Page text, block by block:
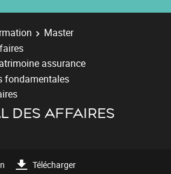
Master
assurance
fondamentales
DES AFFAIRES
Télécharger